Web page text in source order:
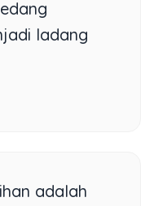
ladang
adalah